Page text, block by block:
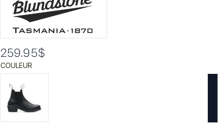
259.95$
COULEUR